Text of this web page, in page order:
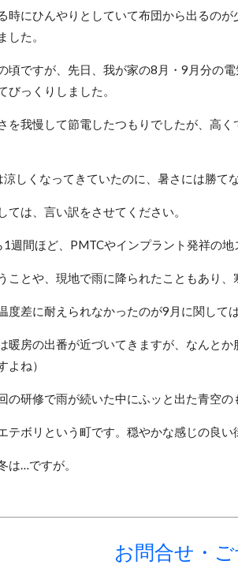
時にひんやりとしていて布団から出るのが
した。
頃ですが、先日、我が家の8月・9月分の電
びっくりしました。
を我慢して節電したつもりでしたが、高く
しくなってきていたのに、暑さには勝て
ては、言い訳をさせてください。
週間ほど、PMTCやインプラント発祥の地
ことや、現地で雨に降られたこともあり、
度差に耐えられなかったのが9月に関して
暖房の出番が近づいてきますが、なんと
よね）
の研修で雨が続いた中にふッと出た青空の
テボリという町です。穏やかな感じの良い
は…ですが。
お問合せ・